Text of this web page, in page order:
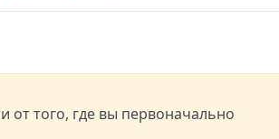
от того, где вы первоначально